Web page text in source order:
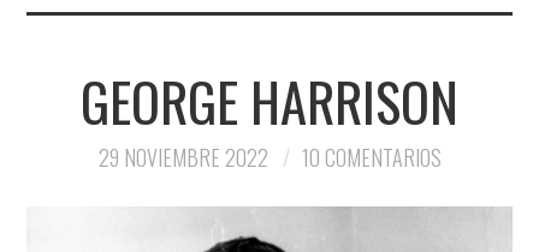
GEORGE HARRISON
29 NOVIEMBRE 2022 10 COMENTARIOS